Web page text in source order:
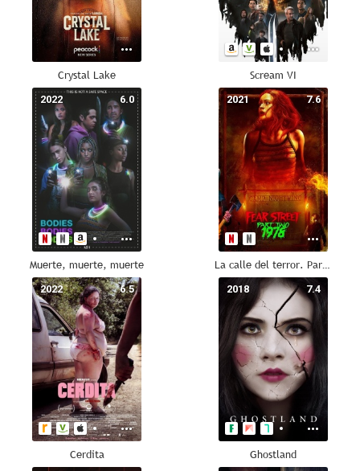
Crystal Lake Scream VI
6.0
2022
Muerte, muerte, muerte
7.6
2021
La calle del terror. Parte 2: 1978
6.5
2022
Cerdita
7.4
2018
Ghostland